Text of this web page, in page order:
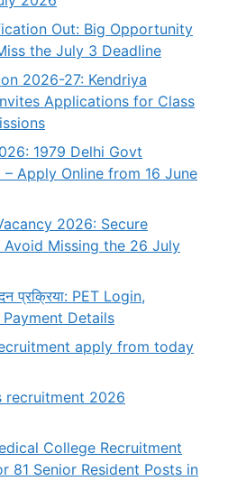
Out: Big Opportunity
the July 3 Deadline
2026-27: Kendriya
Applications for Class
1979 Delhi Govt
Apply Online from 16 June
2026: Secure
Missing the 26 July
प्रक्रिया: PET Login,
Details
apply from today
recruitment 2026
College Recruitment
81 Senior Resident Posts in